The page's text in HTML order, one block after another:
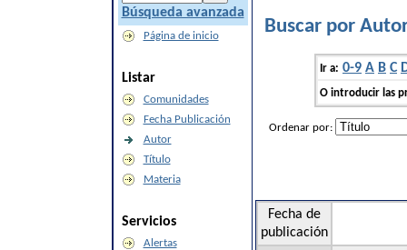
Búsqueda avanzada
Página de inicio
Listar
Comunidades
Fecha Publicación
Autor
Título
Materia
Servicios
Alertas
Buscar por
Ir a: 0-9 A B C
O introducir las
Ordenar por:
Fecha de
publicación